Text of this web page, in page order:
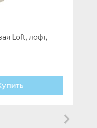
Loft, лофт,